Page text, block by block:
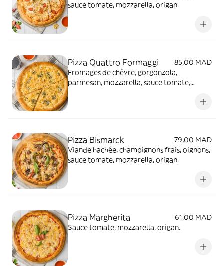
sauce tomate, mozzarella, origan.
Pizza Quattro Formaggi
85,00 MAD
Fromages de chèvre, gorgonzola,
parmesan, mozzarella, sauce tomate,
Pizza Bismarck
79,00 MAD
Viande hachée, champignons frais, oignons,
sauce tomate, mozzarella, origan.
Pizza Margherita
61,00 MAD
Sauce tomate, mozzarella, origan.